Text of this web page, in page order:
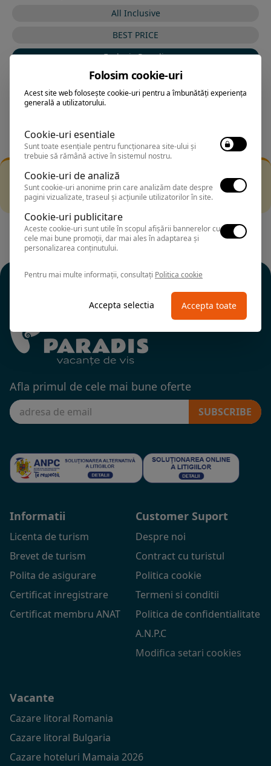
All Inclusive
BEST PRICE
Exclusiv Paradis
Stele 1-5
Stele 5-1
Filtrarea nu a returnat niciun rezultat
Incearca sa folosesti o cautarea mai generala sau alege
alte fitre.
Afla primul de cele mai bune oferte
SUBSCRIBE
Informatii
Licenta de turism
Brevet de turism
Polita de asigurare
Certificat inregistrare
Certificat membru ANAT
Customer Suport
Despre noi
Contract cu turistul
Politica cookie
Termeni si conditii
Politica de confidentialitate
A.N.P.C
Modifica setari cookies
Vacante
Cazare litoral Romania
Cazare litoral Bulgaria
Cazare hoteluri Mamaia 2026
Folosim cookie-uri
Acest site web folosește cookie-uri pentru a îmbunătăți experiența
generală a utilizatorului.
Cookie-uri esentiale
Sunt toate esențiale pentru funcționarea site-ului și
trebuie să rămână active în sistemul nostru.
Cookie-uri de analiză
Sunt cookie-uri anonime prin care analizăm date despre
pagini vizualizate, traseul și acțiunile utilizatorilor în site.
Cookie-uri publicitare
Aceste cookie-uri sunt utile în scopul afișării bannerelor cu
cele mai bune promoții, dar mai ales în adaptarea și
personalizarea conținutului.
Pentru mai multe informații, consultați Politica cookie
Accepta selectia Accepta toate